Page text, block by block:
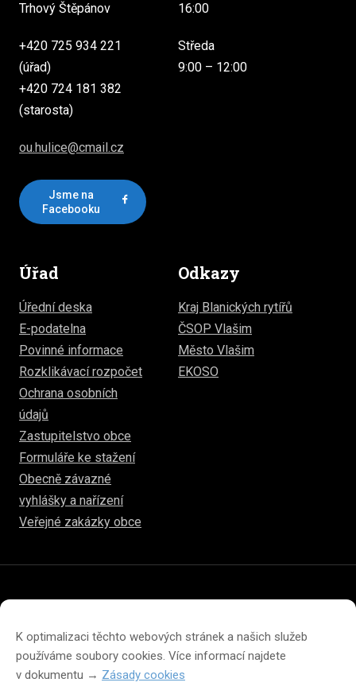
K optimalizaci těchto webových stránek a našich služeb
používáme soubory cookies. Více informací najdete
v dokumentu → Zásady cookies
Trhový Štěpánov
+420 725 934 221
(úřad)
+420 724 181 382
(starosta)
ou.hulice@cmail.cz
Jsme na
Facebooku
16:00
Středa
9:00 – 12:00
Úřad
Úřední deska
E-podatelna
Povinné informace
Rozklikávací rozpočet
Ochrana osobních
údajů
Zastupitelstvo obce
Formuláře ke stažení
Obecně závazné
vyhlášky a nařízení
Veřejné zakázky obce
Odkazy
Kraj Blanických rytířů
ČSOP Vlašim
Město Vlašim
EKOSO
Prohlášení o přístupnosti
Prohlášení o ochraně soukromí
Zásady cookies (EU)